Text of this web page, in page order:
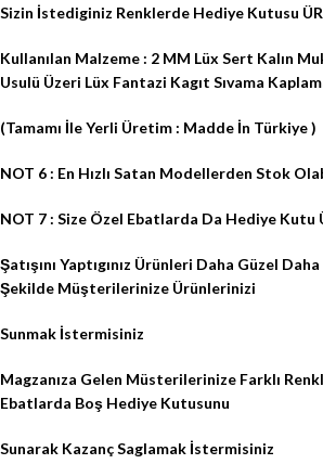
Sizin İstediginiz Renklerde Hediye Kutusu
Kullanılan Malzeme : 2 MM Lüx Sert Kalın
Usulü Üzeri Lüx Fantazi Kagıt Sıvama
(Tamamı İle Yerli Üretim : Madde İn Türkiye )
NOT 6 : En Hızlı Satan Modellerden Stok
NOT 7 : Size Özel Ebatlarda Da Hediye Kutu
Şatışını Yaptıgınız Ürünleri Daha Güzel
Şekilde Müşterilerinize Ürünlerinizi
Sunmak İstermisiniz
Magzanıza Gelen Müsterilerinize Farklı
Ebatlarda Boş Hediye Kutusunu
Sunarak Kazanç Saglamak İstermisiniz